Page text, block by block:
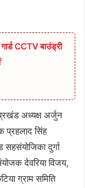
CCTV बाउंड्री
अध्यक्ष अर्जुन
प्रहलाद सिंह
दुर्गा
देवरिया विजय,
ग्राम समिति